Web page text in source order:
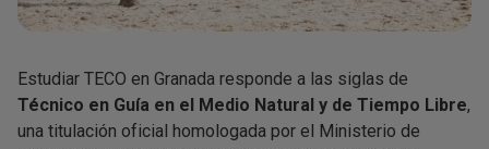
Estudiar TECO en Granada responde a las siglas de
Técnico en Guía en el Medio Natural y de Tiempo Libre,
una titulación oficial homologada por el Ministerio de